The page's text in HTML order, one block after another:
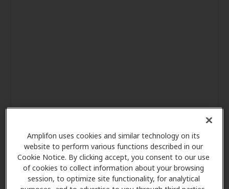
Amplifon uses cookies and similar technology on its
website to perform various functions described in our
Cookie Notice. By clicking accept, you consent to our use
of cookies to collect information about your browsing
session, to optimize site functionality, for analytical